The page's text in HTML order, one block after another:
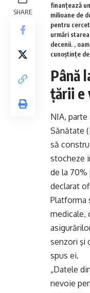
SHARE
finanțează
milioane de
pentru
urmări
decenii. ,
cunoștințe
Până
țării e
NIA,
Sănătate
să
stocheze
de la 70%
declarat
Platforma
medicale,
senzori şi
spus ei.
„Datele
nevoie